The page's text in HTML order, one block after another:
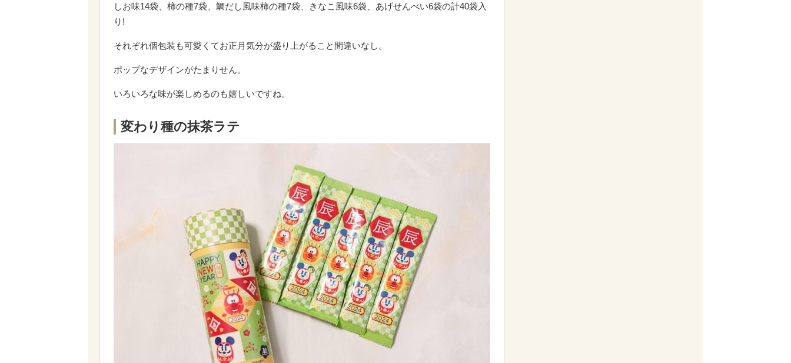
しお味14袋、柿の種7袋、鯛だし風味柿の種7袋、きなこ風味6袋、あげせんべい6袋の計40袋入
り!
それぞれ個包装も可愛くてお正月気分が盛り上がること間違いなし。
ポップなデザインがたまりせん。
いろいろな味が楽しめるのも嬉しいですね。
変わり種の抹茶ラテ